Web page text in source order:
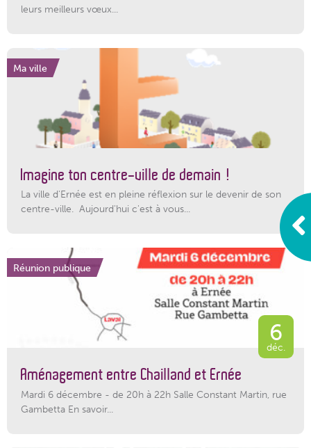
leurs meilleurs vœux...
Ma ville
Imagine ton centre-ville de demain !
La ville d'Ernée est en pleine réflexion sur le devenir de son
centre-ville. Aujourd'hui c'est à vous...
Réunion publique
6
déc.
Aménagement entre Chailland et Ernée
Mardi 6 décembre - de 20h à 22h Salle Constant Martin, rue
Gambetta En savoir...